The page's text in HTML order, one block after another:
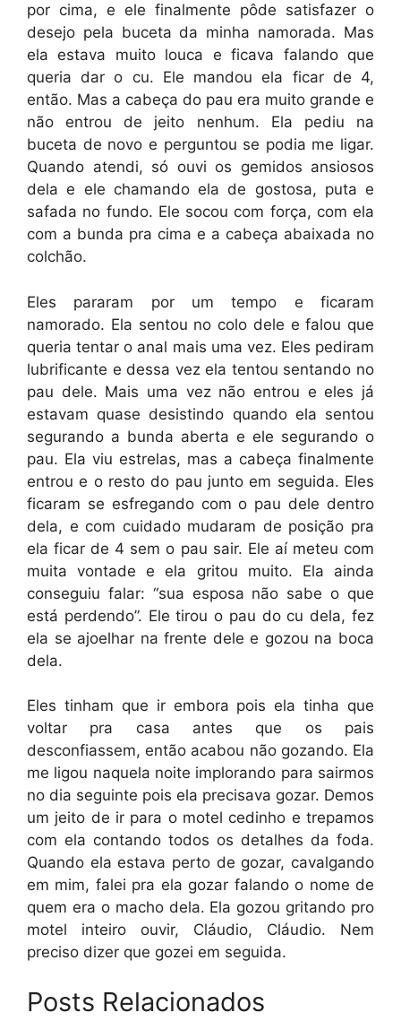
por cima, e ele finalmente pôde satisfazer o
desejo pela buceta da minha namorada. Mas
ela estava muito louca e ficava falando que
queria dar o cu. Ele mandou ela ficar de 4,
então. Mas a cabeça do pau era muito grande e
não entrou de jeito nenhum. Ela pediu na
buceta de novo e perguntou se podia me ligar.
Quando atendi, só ouvi os gemidos ansiosos
dela e ele chamando ela de gostosa, puta e
safada no fundo. Ele socou com força, com ela
com a bunda pra cima e a cabeça abaixada no
colchão.
Eles pararam por um tempo e ficaram
namorado. Ela sentou no colo dele e falou que
queria tentar o anal mais uma vez. Eles pediram
lubrificante e dessa vez ela tentou sentando no
pau dele. Mais uma vez não entrou e eles já
estavam quase desistindo quando ela sentou
segurando a bunda aberta e ele segurando o
pau. Ela viu estrelas, mas a cabeça finalmente
entrou e o resto do pau junto em seguida. Eles
ficaram se esfregando com o pau dele dentro
dela, e com cuidado mudaram de posição pra
ela ficar de 4 sem o pau sair. Ele aí meteu com
muita vontade e ela gritou muito. Ela ainda
conseguiu falar: “sua esposa não sabe o que
está perdendo”. Ele tirou o pau do cu dela, fez
ela se ajoelhar na frente dele e gozou na boca
dela.
Eles tinham que ir embora pois ela tinha que
voltar pra casa antes que os pais
desconfiassem, então acabou não gozando. Ela
me ligou naquela noite implorando para sairmos
no dia seguinte pois ela precisava gozar. Demos
um jeito de ir para o motel cedinho e trepamos
com ela contando todos os detalhes da foda.
Quando ela estava perto de gozar, cavalgando
em mim, falei pra ela gozar falando o nome de
quem era o macho dela. Ela gozou gritando pro
motel inteiro ouvir, Cláudio, Cláudio. Nem
preciso dizer que gozei em seguida.
Posts Relacionados